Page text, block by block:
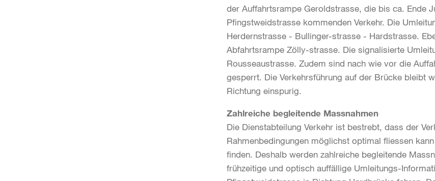
der Auffahrtsrampe Geroldstrasse, die bis ca. Ende
Pfingstweidstrasse kommenden Verkehr. Die
Herdernstrasse - Bullinger-strasse - Hardstrasse.
Abfahrtsrampe Zölly-strasse. Die signalisierte
Rousseaustrasse. Zudem sind nach wie vor die
gesperrt. Die Verkehrsführung auf der Brücke bleibt
Richtung einspurig.
Zahlreiche begleitende Massnahmen
Die Dienstabteilung Verkehr ist bestrebt, dass der
Rahmenbedingungen möglichst optimal fliessen
finden. Deshalb werden zahlreiche begleitende
frühzeitige und optisch auffällige Umleitungs-